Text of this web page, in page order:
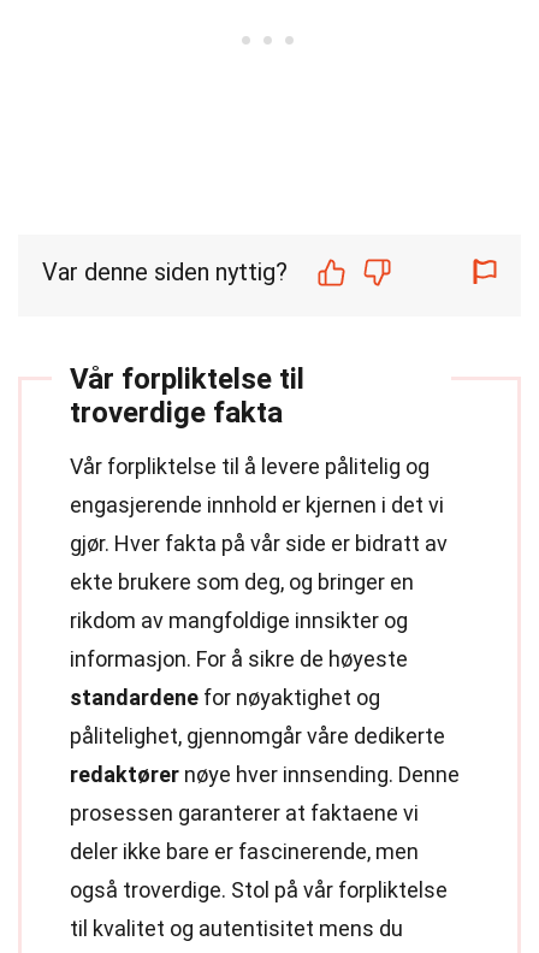
Var denne siden nyttig?
Vår forpliktelse til
troverdige fakta
Vår forpliktelse til å levere pålitelig og
engasjerende innhold er kjernen i det vi
gjør. Hver fakta på vår side er bidratt av
ekte brukere som deg, og bringer en
rikdom av mangfoldige innsikter og
informasjon. For å sikre de høyeste
standardene for nøyaktighet og
pålitelighet, gjennomgår våre dedikerte
redaktører nøye hver innsending. Denne
prosessen garanterer at faktaene vi
deler ikke bare er fascinerende, men
også troverdige. Stol på vår forpliktelse
til kvalitet og autentisitet mens du